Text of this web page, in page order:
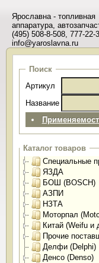
Ярославна - топливная
аппаратура,
(495) 508-8-508, 777-22-
info@yaroslavna.ru
Поиск
Артикул
Название
Каталог товаров
Специальные
ЯЗДА
БОШ (BOSCH)
АЗПИ
НЗТА
Моторпал
Китай (Weifu и
Прочие
Делфи (Delphi)
Денсо (Denso)